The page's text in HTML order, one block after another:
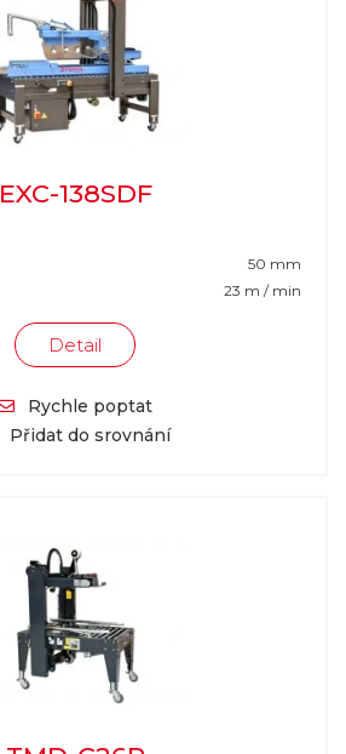
EXC-138SDF
50 mm
23 m / min
Detail
Rychle poptat
Přidat do srovnání